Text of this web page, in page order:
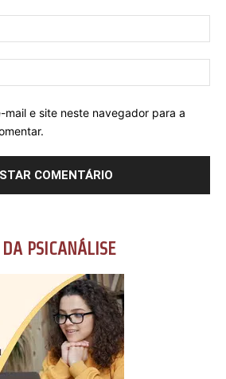
mail e site neste navegador para a
PSICANÁLISE